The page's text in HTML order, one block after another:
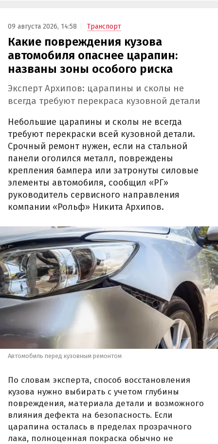
09 августа 2026, 14:58 Транспорт
Какие повреждения кузова
автомобиля опаснее царапин:
названы зоны особого риска
Эксперт Архипов: царапины и сколы не
всегда требуют перекраса кузовной детали
Небольшие царапины и сколы не всегда
требуют перекраски всей кузовной детали.
Срочный ремонт нужен, если на стальной
панели оголился металл, повреждены
крепления бампера или затронуты силовые
элементы автомобиля, сообщил «РГ»
руководитель сервисного направления
компании «Рольф» Никита Архипов.
Автомобиль перед кузовным ремонтом
По словам эксперта, способ восстановления
кузова нужно выбирать с учетом глубины
повреждения, материала детали и возможного
влияния дефекта на безопасность. Если
царапина осталась в пределах прозрачного
лака, полноценная покраска обычно не